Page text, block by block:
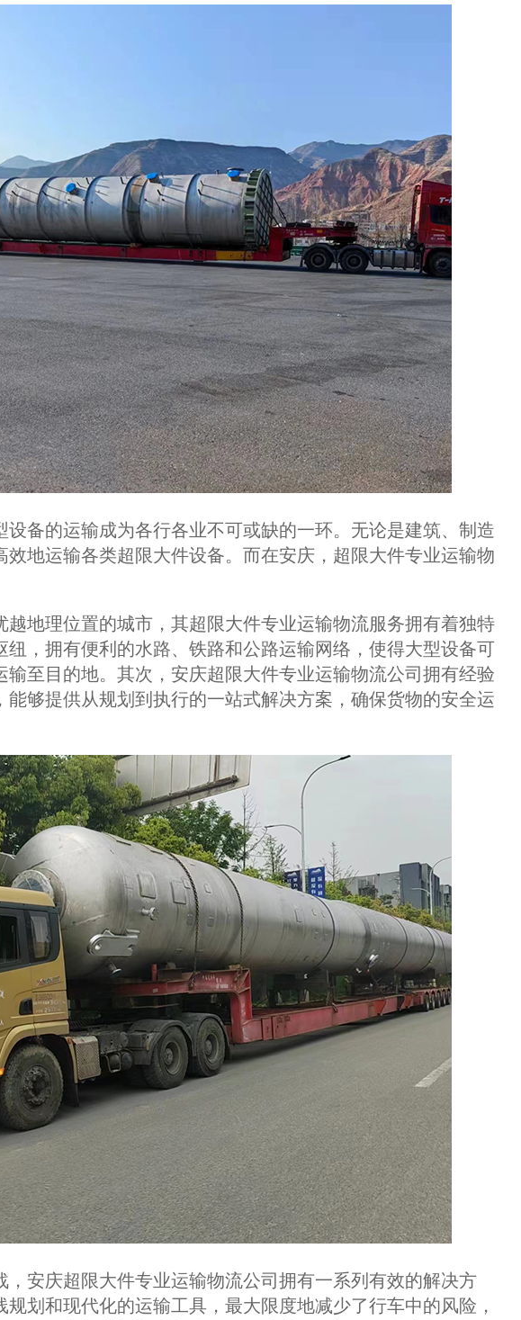
备的运输成为各行各业不可或缺的一环。无论是建筑、制造
地运输各类超限大件设备。而在安庆，超限大件专业运输物
地理位置的城市，其超限大件专业运输物流服务拥有着独特
纽，拥有便利的水路、铁路和公路运输网络，使得大型设备可
输至目的地。其次，安庆超限大件专业运输物流公司拥有经验
够提供从规划到执行的一站式解决方案，确保货物的安全运
安庆超限大件专业运输物流公司拥有一系列有效的解决方
划和现代化的运输工具，最大限度地减少了行车中的风险，